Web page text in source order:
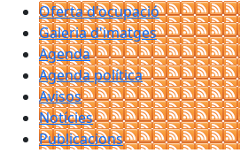
Oferta d'ocupació
Galeria d'imatges
Agenda
Agenda política
Avisos
Notícies
Publicacions